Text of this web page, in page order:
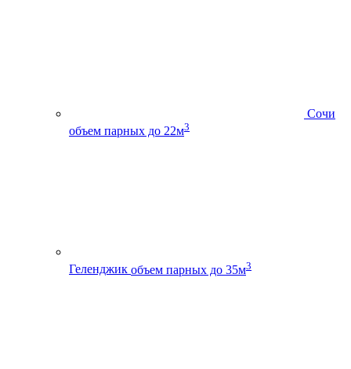
Сочи
объем парных до 22м3
Геленджик объем парных до 35м3